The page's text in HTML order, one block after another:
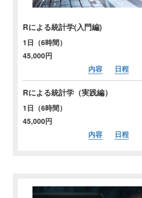
Rによる統計学(入門編)
1日（6時間）
45,000円
内容
日程
Rによる統計学（実践編）
1日（6時間）
45,000円
内容
日程